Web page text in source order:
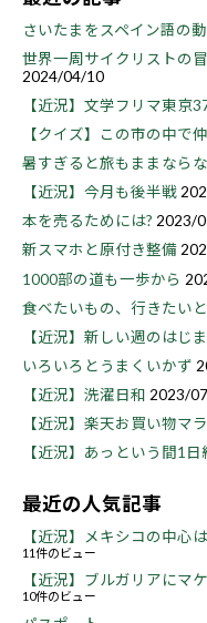
さいたまをスペイン語の
世界一周サイクリストの
2024/04/10
【近況】文学フリマ東京
【クイズ】この市の中で
暑すぎると旅もままなら
【近況】今月も後半戦
本を売るためには? 2023/
新スマホと原付き整備
1000部の道も一歩から
食べたいもの、行きたい
【近況】新しい週のはじ
いろいろとうまくいかず
【近況】洗濯日和 2023/
【近況】楽天お買い物マ
【近況】あっという間1日
最近の人気記事
【近況】メキシコの中心
11件のビュー
【近況】ブルガリアにマ
10件のビュー